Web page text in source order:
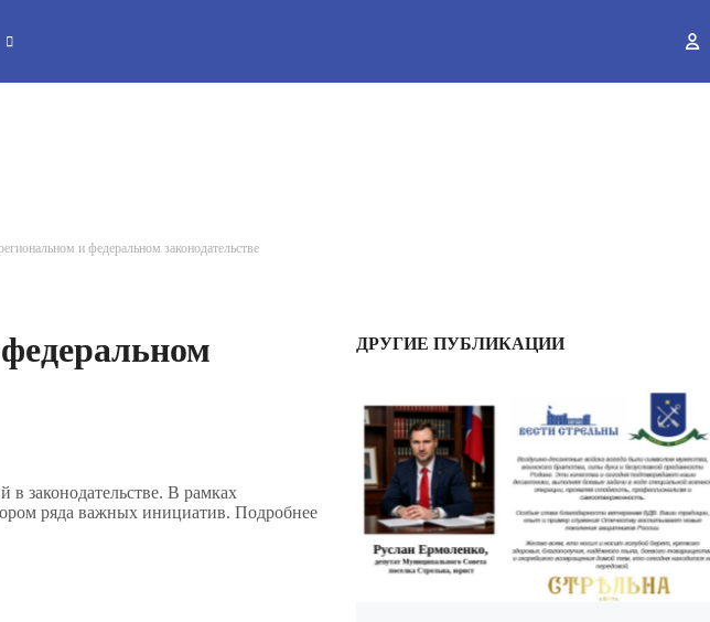
и федеральном законодательстве
законодательстве. В рамках
ряда важных инициатив. Подробнее
ДРУГИЕ ПУБЛИКАЦИИ